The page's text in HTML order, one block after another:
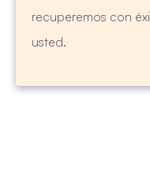
recuperemos con
usted.